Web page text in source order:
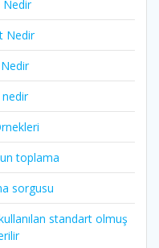
Nedir
Nedir
toplama
sorgusu
standart olmuş